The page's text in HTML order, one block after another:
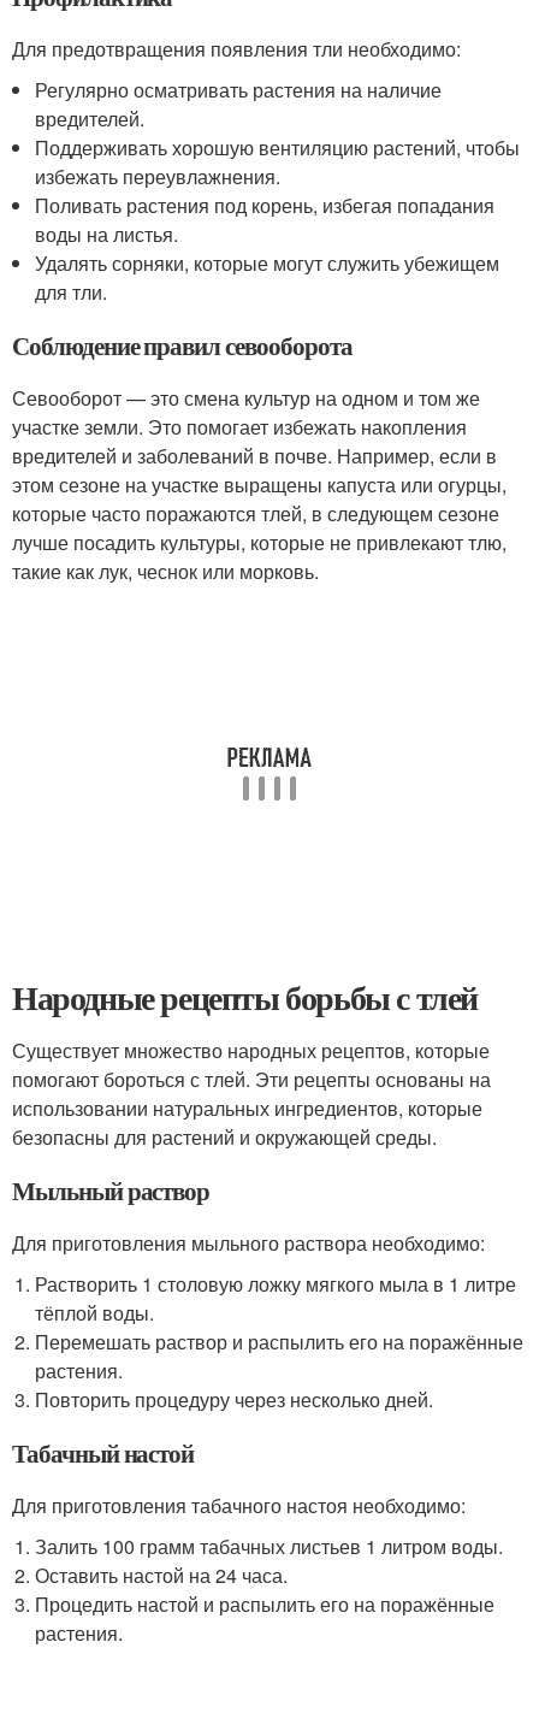
Для предотвращения появления тли необходимо:
Регулярно осматривать растения на наличие
вредителей.
Поддерживать хорошую вентиляцию растений, чтобы
избежать переувлажнения.
Поливать растения под корень, избегая попадания
воды на листья.
Удалять сорняки, которые могут служить убежищем
для тли.
Соблюдение правил севооборота
Севооборот — это смена культур на одном и том же
участке земли. Это помогает избежать накопления
вредителей и заболеваний в почве. Например, если в
этом сезоне на участке выращены капуста или огурцы,
которые часто поражаются тлей, в следующем сезоне
лучше посадить культуры, которые не привлекают тлю,
такие как лук, чеснок или морковь.
Народные рецепты борьбы с тлей
Существует множество народных рецептов, которые
помогают бороться с тлей. Эти рецепты основаны на
использовании натуральных ингредиентов, которые
безопасны для растений и окружающей среды.
Мыльный раствор
Для приготовления мыльного раствора необходимо:
Растворить 1 столовую ложку мягкого мыла в 1 литре
тёплой воды.
Перемешать раствор и распылить его на поражённые
растения.
Повторить процедуру через несколько дней.
Табачный настой
Для приготовления табачного настоя необходимо:
Залить 100 грамм табачных листьев 1 литром воды.
Оставить настой на 24 часа.
Процедить настой и распылить его на поражённые
растения.